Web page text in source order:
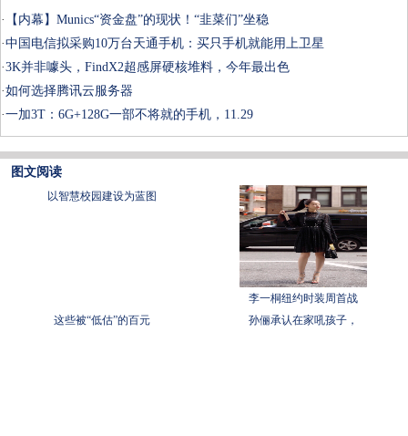
·
【内幕】Munics“资金盘”的现状！“韭菜们”坐稳
·中国电信拟采购10万台天通手机：买只手机就能用上卫星
·3K并非噱头，FindX2超感屏硬核堆料，今年最出色
·如何选择腾讯云服务器
·一加3T：6G+128G一部不将就的手机，11.29
图文阅读
以智慧校园建设为蓝图
李一桐纽约时装周首战
这些被“低估”的百元
孙俪承认在家吼孩子，